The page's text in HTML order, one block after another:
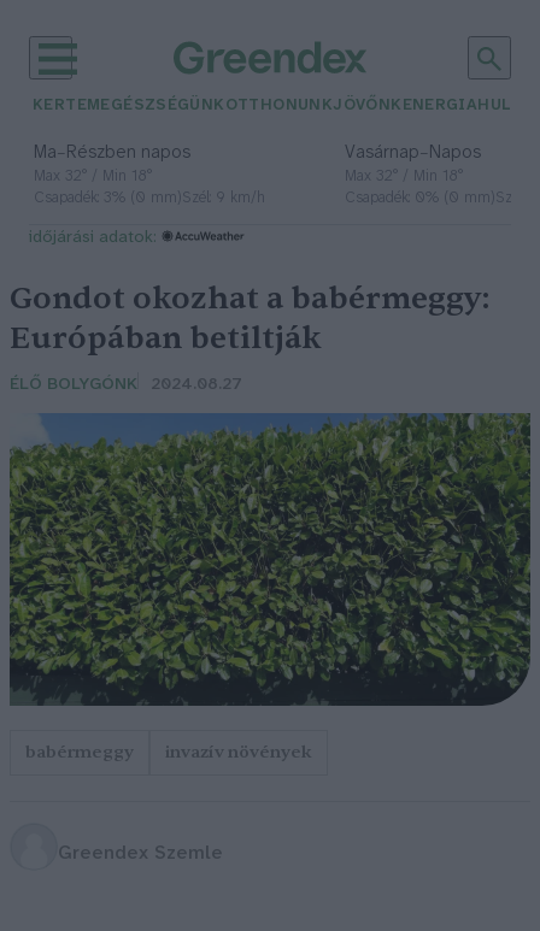
KERTEM EGÉSZSÉGÜNK OTTHONUNKJÖVŐNK ENERGIA
Ma– Részben napos
Max 32° / Min 18°
Csapadék: 3% (0 mm)Szél: 9 km/h
Vasárnap– Napos
Max 32° / Min 18°
Csapadék: 0% (0 mm)Szél:
időjárási adatok:
Gondot okozhat a babérmeggy:
Európában betiltják
ÉLŐ BOLYGÓNK 2024.08.27
babérmeggy invazív növények
Greendex Szemle